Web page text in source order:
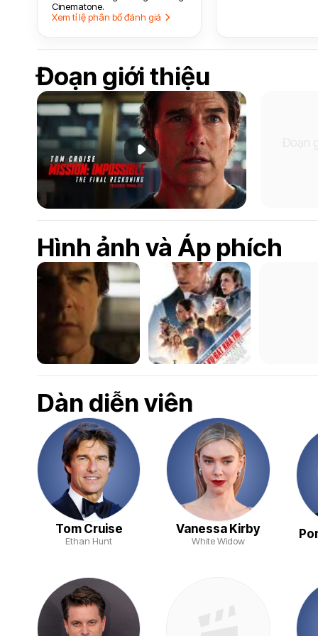
Cinematone.
Xem tỉ lệ phân bổ đánh giá
Đoạn giới thiệu
Phát đoạn giới thiệu
Hình ảnh và Áp phích
Dàn diễn viên
Tom Cruise
Ethan Hunt
Vanessa Kirby
White Widow